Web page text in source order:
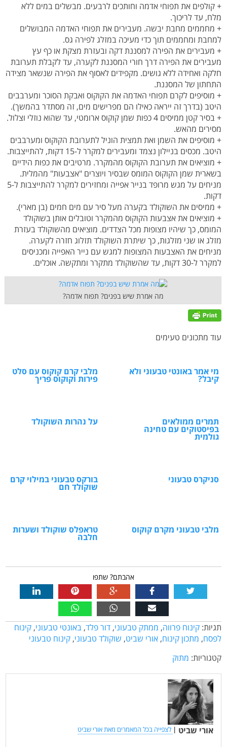
+ קולפים את תפוחי אדמה וחותכים לרבעים. מבשלים במים ללא
מלח, עד לריכוך.
+ מחממים מחבת יבשה. מעבירים את תפוחי האדמה המבושלים
למחבת ומחממים תוך כדי מעיכה במזלג לפירה גס.
+ מעבירים את הפירה למסננת דקה ובעזרת מצקת או כף עץ
מעבירים את הפירה דרך חורי המסננת לקערה, עד לקבלת תערובת
חלקה ואחידה ללא גושים. מקפידים לאסוף את הפירה שנשאר מצידה
התחתון של המסננת.
+ מוסיפים לקרם תפוחי האדמה את הקוקוס ואבקת הסוכר ומערבבים
היטב (בדרך זה ייראה כאילו הם מפרישים מים, זה מסתדר בהמשך).
+ בסיר קטן ממיסים 4 כפות שמן קוקוס ארומטי, עד שהוא נוזלי וצלול.
מסירים מהאש.
+ מוסיפים את השמן ואת תמצית הוניל לתערובת הקוקוס ומערבבים
היטב. מכסים בניילון נצמד ומעבירים למקרר ל-15 דקות, להתייצבות.
+ מוציאים את תערובת הקוקוס מהמקרר. מרטיבים את כפות הידיים
בשארית שמן הקוקוס המומס שבסיר ויוצרים "אצבעות" מהמלית.
מניחים על מגש מרופד בנייר אפייה ומחזירים למקרר להתייצבות ל-5
דקות.
+ ממיסים את השוקולד בקערה מעל סיר עם מים חמים (בן מארי).
+ מוציאים את אצבעות הקוקוס מהמקרר וטובלים אותן בשוקולד
המומס, כך שיהיו מצופות מכל הצדדים. מוציאים מהשוקולד בעזרת
מזלג או שני מזלגות, כך שיתרת השוקולד תזלוג חזרה לקערה.
מניחים את האצבעות המצופות למגש עם נייר האפייה ומכניסים
למקרר ל-30 דקות, עד שהשוקולד מתקרר ומתקשה. אוכלים.
מה אמרת שיש בפנים? תפוח אדמה?
עוד מתכונים טעימים
מי אמר באונטי טבעוני ולא
קיבל?
מלבי קרם קוקוס עם סלט
פירות וקוקוס פריך
תמרים ממולאים
בפיסטוקים עם טחינה
גולמית
על נהרות השוקולד
סניקרס טבעוני בורקס טבעוני במילוי קרם
שוקולד חם
מלבי טבעוני מקרם קוקוס טראפלס שוקולד ושערות
חלבה
אהבתם? שתפו
תגיות: קינוח פרווה, ממתק טבעוני, דור פלד, באונטי טבעוני, קינוח
לפסח, מתכון קינוח, אורי שביט, שוקולד טבעוני, קינוח טבעוני
קטגוריות: מתוק
אורי שביט | לצפייה בכל המאמרים מאת אורי שביט